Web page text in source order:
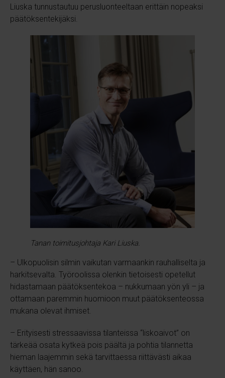
Liuska tunnustautuu perusluonteeltaan erittäin nopeaksi
päätöksentekijäksi.
Tanan toimitusjohtaja Kari Liuska.
– Ulkopuolisin silmin vaikutan varmaankin rauhalliselta ja
harkitsevalta. Työroolissa olenkin tietoisesti opetellut
hidastamaan päätöksentekoa – nukkumaan yön yli – ja
ottamaan paremmin huomioon muut päätöksenteossa
mukana olevat ihmiset.
– Erityisesti stressaavissa tilanteissa “liskoaivot” on
tärkeää osata kytkeä pois päältä ja pohtia tilannetta
hieman laajemmin sekä tarvittaessa riittävästi aikaa
käyttäen, hän sanoo.